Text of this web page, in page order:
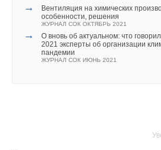
→
Вентиляция на химических
особенности, решения
ЖУРНАЛ СОК ОКТЯБРЬ 2021
→
О вновь об актуальном: что
2021 эксперты об организации
пандемии
ЖУРНАЛ СОК ИЮНЬ 2021